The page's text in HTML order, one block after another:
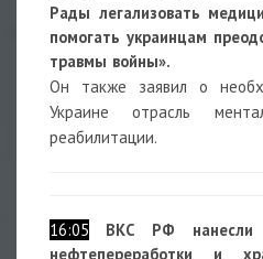
Рады легализовать
помогать украинцам
травмы войны».
Он также заявил о
Украине отрасль
реабилитации.
16:05
ВКС РФ нанесли
нефтепереработки и